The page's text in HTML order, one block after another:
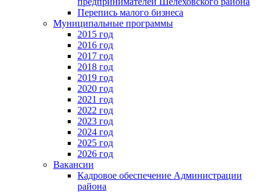
Перепись малого бизнеса
Муниципальные программы
2015 год
2016 год
2017 год
2018 год
2019 год
2020 год
2021 год
2022 год
2023 год
2024 год
2025 год
2026 год
Вакансии
Кадровое обеспечение Администрации
района